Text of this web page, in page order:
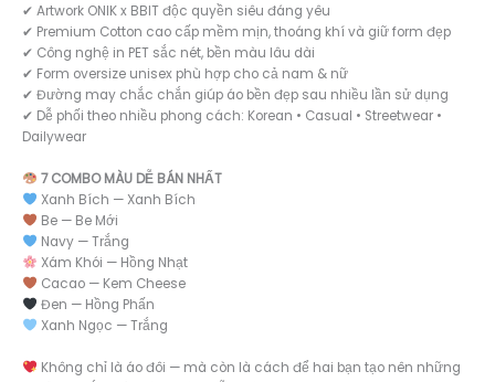
✔ Artwork ONIK x BBIT độc quyền siêu đáng yêu
✔ Premium Cotton cao cấp mềm mịn, thoáng khí và giữ form đẹp
✔ Công nghệ in PET sắc nét, bền màu lâu dài
✔ Form oversize unisex phù hợp cho cả nam & nữ
✔ Đường may chắc chắn giúp áo bền đẹp sau nhiều lần sử dụng
✔ Dễ phối theo nhiều phong cách: Korean • Casual • Streetwear •
Dailywear
7 COMBO MÀU DỄ BÁN NHẤT
Xanh Bích — Xanh Bích
Be — Be Mới
Navy — Trắng
Xám Khói — Hồng Nhạt
Cacao — Kem Cheese
Đen — Hồng Phấn
Xanh Ngọc — Trắng
Không chỉ là áo đôi — mà còn là cách để hai bạn tạo nên những